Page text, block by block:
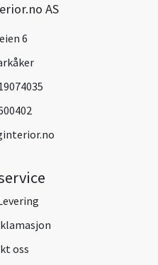
AS
6
oss